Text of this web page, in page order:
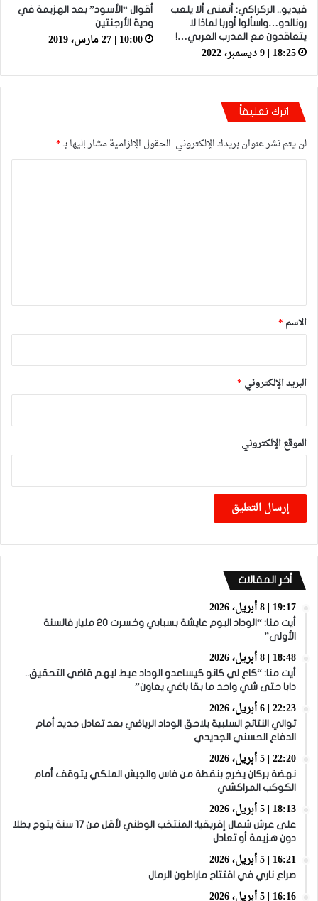
فيديو.. الركراكي: أتمنى ألا يلعب
رونالدو…واسألوا أوربا لماذا لا
يتعاقدون مع المدرب العربي…!
18:25 | 9 ديسمبر، 2022
أقوال “الأسود” بعد الهزيمة في
ودية الأرجنتين
10:00 | 27 مارس، 2019
اترك تعليقاً
لن يتم نشر عنوان بريدك الإلكتروني. الحقول الإلزامية مشار إليها بـ*
*
الاسم *
البريد الإلكتروني *
الموقع الإلكتروني
أخر المقالات
19:17 | 8 أبريل، 2026
أيت منا: “الوداد اليوم عايشة بسبابي وخسرت 20 مليار فالسنة
الأولى”
18:48 | 8 أبريل، 2026
أيت منا: “كاع لي كانو كيساعدو الوداد عيط ليهم قاضي التحقيق..
دابا حتى شي واحد ما بقا باغي يعاون”
22:23 | 6 أبريل، 2026
توالي النتائج السلبية يلاحق الوداد الرياضي بعد تعادل جديد أمام
الدفاع الحسني الجديدي
22:20 | 5 أبريل، 2026
نهضة بركان يخرج بنقطة من فاس والجيش الملكي يتوقف أمام
الكوكب المراكشي
18:13 | 5 أبريل، 2026
على عرش شمال إفريقيا: المنتخب الوطني لأقل من 17 سنة يتوج بطلا
دون هزيمة أو تعادل
16:21 | 5 أبريل، 2026
صراع ناري في افتتاح ماراطون الرمال
16:16 | 5 أبريل، 2026